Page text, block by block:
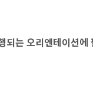
는 오리엔테이션에